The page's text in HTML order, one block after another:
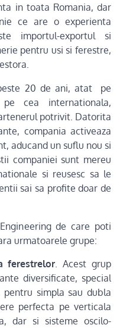
in toata Romania, dar
ce are o experienta
importul-exportul si
pentru usi si ferestre,
20 de ani, atat pe
cea internationala,
potrivit. Datorita
compania activeaza
aducand un suflu nou si
companiei sunt mereu
si reusesc sa le
sai sa profite doar de
de care poti
urmatoarele grupe:
ferestrelor . Acest grup
diversificate, special
simpla sau dubla
perfecta pe verticala
dar si sisteme oscilo-